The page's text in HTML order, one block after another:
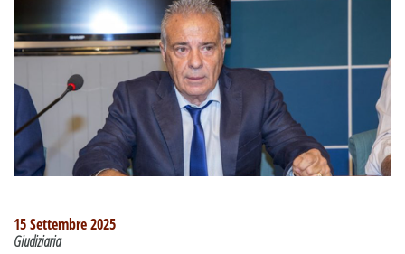
15 Settembre 2025
Giudiziaria